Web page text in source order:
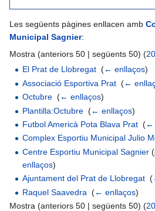
Les següents pàgines enllacen amb
Municipal Sagnier:
Mostra (anteriors 50 | següents 50) (20
El Prat de Llobregat ‎(← enllaços)
Associació Esportiva Prat ‎(←
Octubre ‎(← enllaços)
Plantilla:Octubre ‎(← enllaços)
Futbol Americà Pota Blava Prat ‎(←
Complex Esportiu Municipal Julio
Centre Esportiu Municipal Sagnier
enllaços)
Ajuntament del Prat de Llobregat ‎(
Raquel Saavedra ‎(← enllaços)
Mostra (anteriors 50 | següents 50) (20